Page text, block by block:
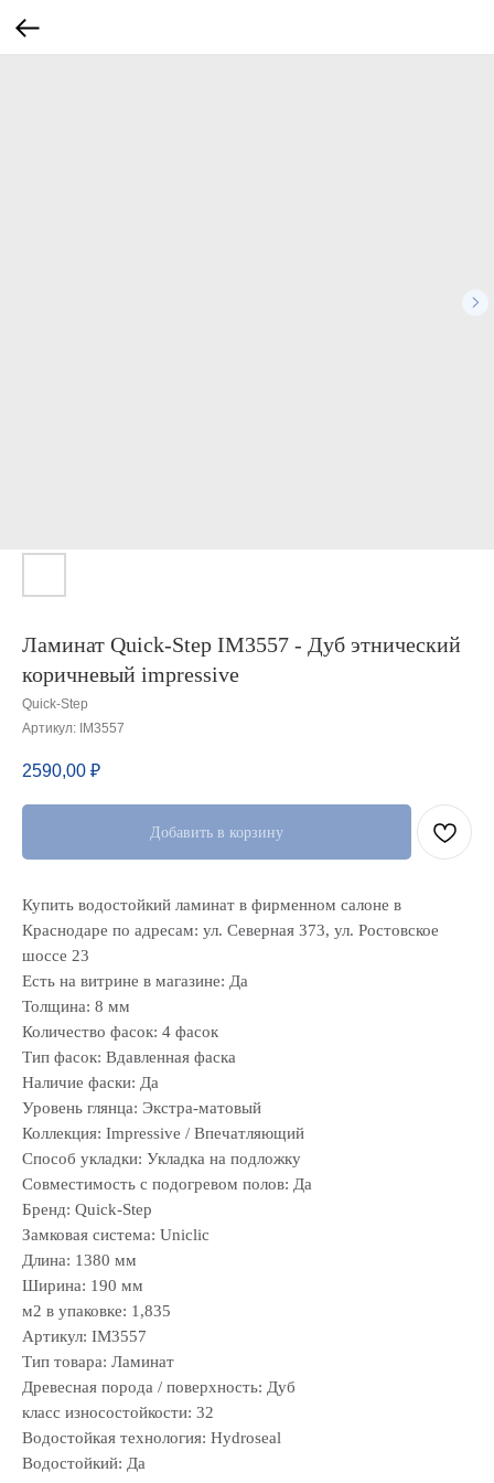
Ламинат Quick-Step IM3557 - Дуб этнический
коричневый impressive
Quick-Step
Артикул: IM3557
2590,00 ₽
Добавить в корзину
Купить водостойкий ламинат в фирменном салоне в
Краснодаре по адресам: ул. Северная 373, ул. Ростовское
шоссе 23
Есть на витрине в магазине: Да
Толщина: 8 мм
Количество фасок: 4 фасок
Тип фасок: Вдавленная фаска
Наличие фаски: Да
Уровень глянца: Экстра-матовый
Коллекция: Impressive / Впечатляющий
Способ укладки: Укладка на подложку
Совместимость с подогревом полов: Да
Бренд: Quick-Step
Замковая система: Uniclic
Длина: 1380 мм
Ширина: 190 мм
м2 в упаковке: 1,835
Артикул: IM3557
Тип товара: Ламинат
Древесная порода / поверхность: Дуб
класс износостойкости: 32
Водостойкая технология: Hydroseal
Водостойкий: Да